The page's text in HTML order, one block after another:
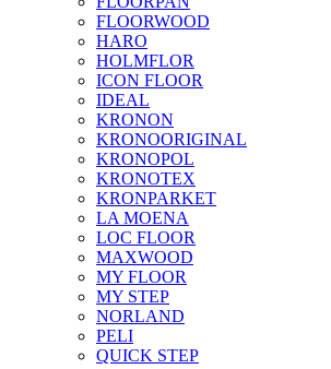
FLOORWOOD
HARO
HOLMFLOR
ICON FLOOR
IDEAL
KRONON
KRONOORIGINAL
KRONOPOL
KRONOTEX
KRONPARKET
LA MOENA
LOC FLOOR
MAXWOOD
MY FLOOR
MY STEP
NORLAND
PELI
QUICK STEP